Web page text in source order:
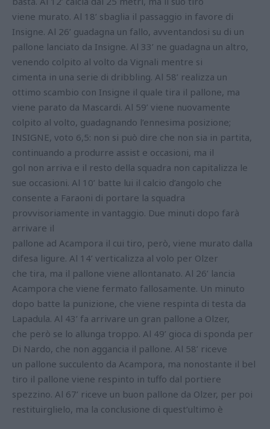
viene murato. Al 18’ sbaglia il passaggio in favore di
Insigne. Al 26’ guadagna un fallo, avventandosi su di un
pallone lanciato da Insigne. Al 33’ ne guadagna un altro,
venendo colpito al volto da Vignali mentre si
cimenta in una serie di dribbling. Al 58’ realizza un
ottimo scambio con Insigne il quale tira il pallone, ma
viene parato da Mascardi. Al 59’ viene nuovamente
colpito al volto, guadagnando l’ennesima posizione;
INSIGNE, voto 6,5: non si può dire che non sia in partita,
continuando a produrre assist e occasioni, ma il
gol non arriva e il resto della squadra non capitalizza le
sue occasioni. Al 10’ batte lui il calcio d’angolo che
consente a Faraoni di portare la squadra
provvisoriamente in vantaggio. Due minuti dopo farà
arrivare il
pallone ad Acampora il cui tiro, però, viene murato dalla
difesa ligure. Al 14’ verticalizza al volo per Olzer
che tira, ma il pallone viene allontanato. Al 26’ lancia
Acampora che viene fermato fallosamente. Un minuto
dopo batte la punizione, che viene respinta di testa da
Lapadula. Al 43’ fa arrivare un gran pallone a Olzer,
che però se lo allunga troppo. Al 49’ gioca di sponda per
Di Nardo, che non aggancia il pallone. Al 58’ riceve
un pallone succulento da Acampora, ma nonostante il bel
tiro il pallone viene respinto in tuffo dal portiere
spezzino. Al 67’ riceve un buon pallone da Olzer, per poi
restituirglielo, ma la conclusione di quest’ultimo è